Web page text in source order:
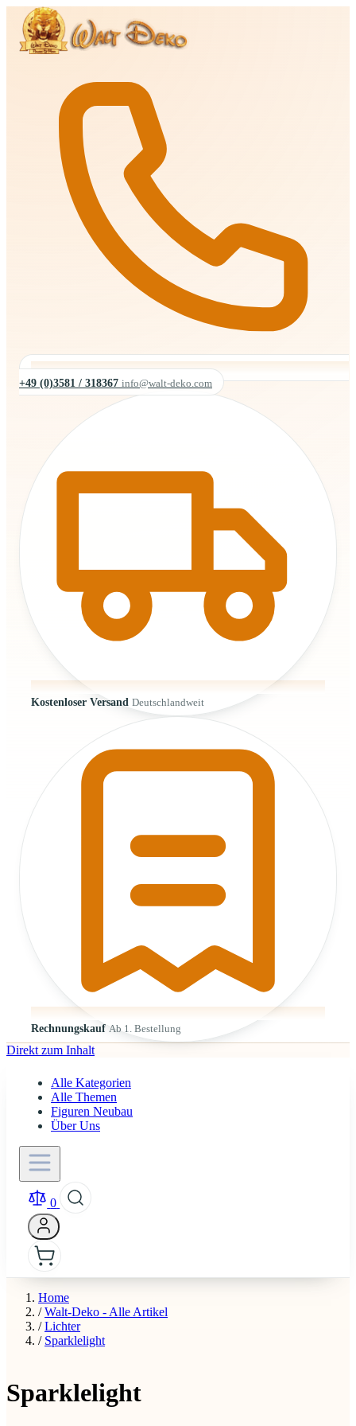
+49 (0)3581 / 318367 info@walt-deko.com
Kostenloser Versand Deutschlandweit
Rechnungskauf Ab 1. Bestellung
Direkt zum Inhalt
Alle Kategorien
Alle Themen
Figuren Neubau
Über Uns
0
Home
/ Walt-Deko - Alle Artikel
/ Lichter
/ Sparklelight
Sparklelight